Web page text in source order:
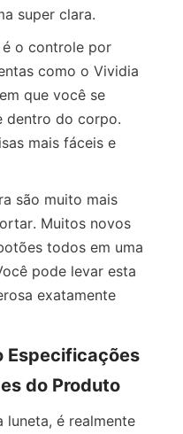
super clara.
o controle por
como o Vividia
que você se
dentro do corpo.
mais fáceis e
são muito mais
Muitos novos
todos em uma
pode levar esta
exatamente
Especificações
do Produto
luneta, é realmente